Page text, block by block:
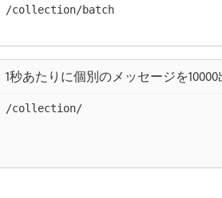
/collection/batch
1秒あたりに個別のメッセージを10000
/collection/